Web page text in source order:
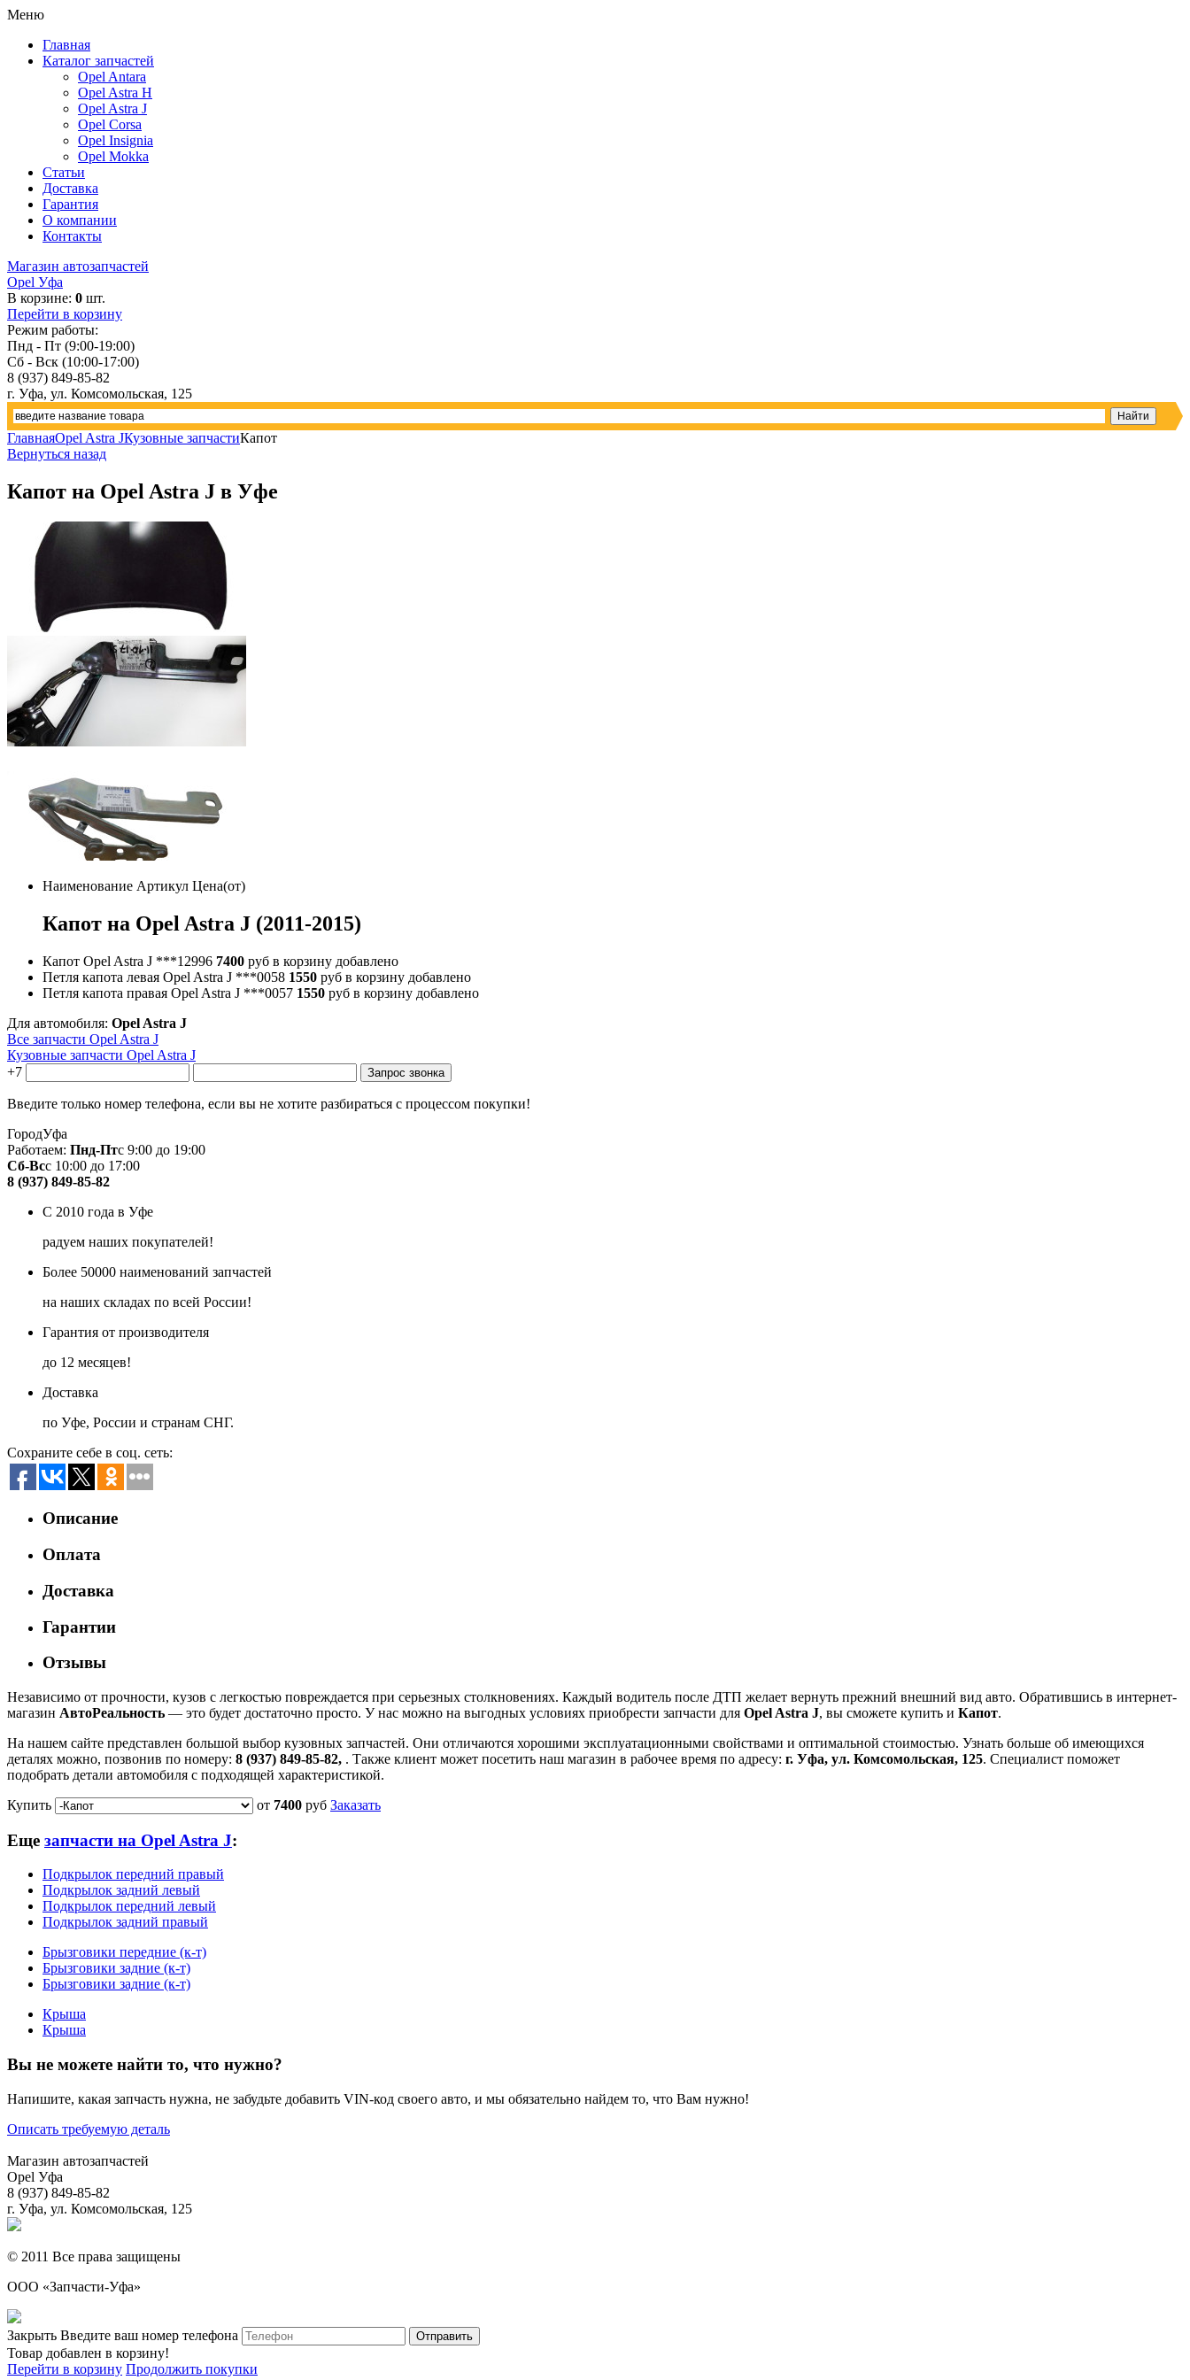
Меню
Главная
Каталог запчастей
Opel Antara
Opel Astra H
Opel Astra J
Opel Corsa
Opel Insignia
Opel Mokka
Статьи
Доставка
Гарантия
О компании
Контакты
Магазин автозапчастей
Opel Уфа
В корзине: 0 шт.
Перейти в корзину
Режим работы:
Пнд - Пт (9:00-19:00)
Сб - Вск (10:00-17:00)
8 (937) 849-85-82
г. Уфа, ул. Комсомольская, 125
ГлавнаяOpel Astra JКузовные запчастиКапот
Вернуться назад
Капот на Opel Astra J в Уфе
Наименование Артикул Цена(от)
Капот на Opel Astra J (2011-2015)
Капот Opel Astra J ***12996 7400 руб в корзину добавлено
Петля капота левая Opel Astra J ***0058 1550 руб в корзину добавлено
Петля капота правая Opel Astra J ***0057 1550 руб в корзину добавлено
Для автомобиля: Opel Astra J
Все запчасти Opel Astra J
Кузовные запчасти Opel Astra J
+7
Введите только номер телефона, если вы не хотите разбираться с процессом покупки!
ГородУфа
Работаем: Пнд-Птс 9:00 до 19:00
Сб-Всс 10:00 до 17:00
8 (937) 849-85-82
С 2010 года в Уфе
радуем наших покупателей!
Более 50000 наименований запчастей
на наших складах по всей России!
Гарантия от производителя
до 12 месяцев!
Доставка
по Уфе, России и странам СНГ.
Сохраните себе в соц. сеть:
Описание
Оплата
Доставка
Гарантии
Отзывы
Независимо от прочности, кузов с легкостью повреждается при серьезных столкновениях. Каждый водитель после ДТП желает вернуть прежний внешний вид авто. Обратившись в интернет-
магазин АвтоРеальность — это будет достаточно просто. У нас можно на выгодных условиях приобрести запчасти для Opel Astra J, вы сможете купить и Капот.
На нашем сайте представлен большой выбор кузовных запчастей. Они отличаются хорошими эксплуатационными свойствами и оптимальной стоимостью. Узнать больше об имеющихся
деталях можно, позвонив по номеру: 8 (937) 849-85-82, . Также клиент может посетить наш магазин в рабочее время по адресу: г. Уфа, ул. Комсомольская, 125. Специалист поможет
подобрать детали автомобиля с подходящей характеристикой.
Купить
от 7400 руб Заказать
Еще запчасти на Opel Astra J:
Подкрылок передний правый
Подкрылок задний левый
Подкрылок передний левый
Подкрылок задний правый
Брызговики передние (к-т)
Брызговики задние (к-т)
Брызговики задние (к-т)
Крыша
Крыша
Вы не можете найти то, что нужно?
Напишите, какая запчасть нужна, не забудьте добавить VIN-код своего авто, и мы обязательно найдем то, что Вам нужно!
Описать требуемую деталь
Магазин автозапчастей
Opel Уфа
8 (937) 849-85-82
г. Уфа, ул. Комсомольская, 125
© 2011 Все права защищены
ООО «Запчасти-Уфа»
Закрыть Введите ваш номер телефона
Товар добавлен в корзину!
Перейти в корзину Продолжить покупки